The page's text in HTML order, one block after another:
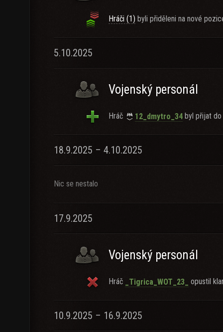
Hráči (1) byli přiděleni na nové
5.10.2025
Vojenský personál
Hráč 12_dmytro_34 byl přijat do
18.9.2025 – 4.10.2025
Nic se nestalo
17.9.2025
Vojenský personál
Hráč _Tigrica_WOT_23_ opustil
10.9.2025 – 16.9.2025